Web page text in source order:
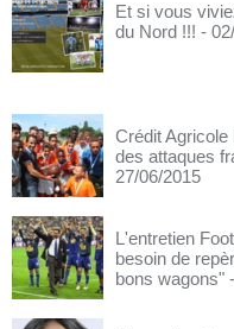
Et si vous
du Nord !!! -
Crédit
des attaques
27/06/2015
L'entretien
besoin de
bons wagons"